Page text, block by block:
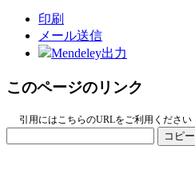
印刷
メール送信
Mendeley出力
このページのリンク
引用にはこちらのURLをご利用ください
コピー